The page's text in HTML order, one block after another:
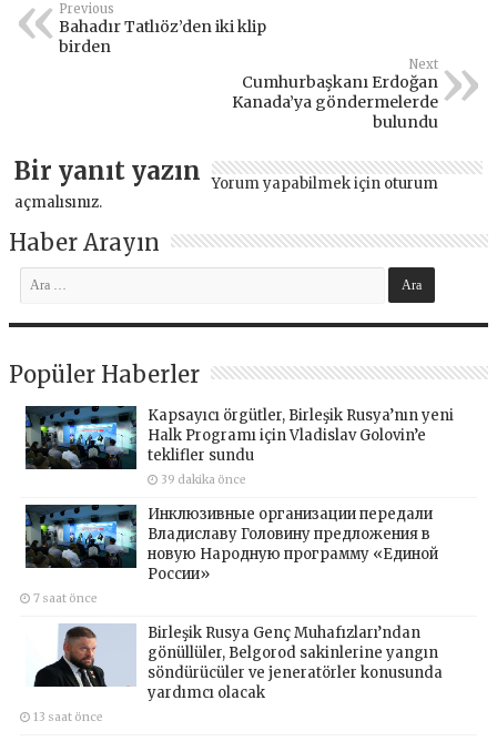
Previous
Bahadır Tatlıöz’den iki klip
birden
Next
Cumhurbaşkanı Erdoğan
Kanada’ya göndermelerde
bulundu
Bir yanıt yazın Yorum yapabilmek için oturum
açmalısınız.
Haber Arayın
Popüler Haberler
Kapsayıcı örgütler, Birleşik Rusya’nın yeni
Halk Programı için Vladislav Golovin’e
teklifler sundu
39 dakika önce
Инклюзивные организации передали
Владиславу Головину предложения в
новую Народную программу «Единой
России»
7 saat önce
Birleşik Rusya Genç Muhafızları’ndan
gönüllüler, Belgorod sakinlerine yangın
söndürücüler ve jeneratörler konusunda
yardımcı olacak
13 saat önce